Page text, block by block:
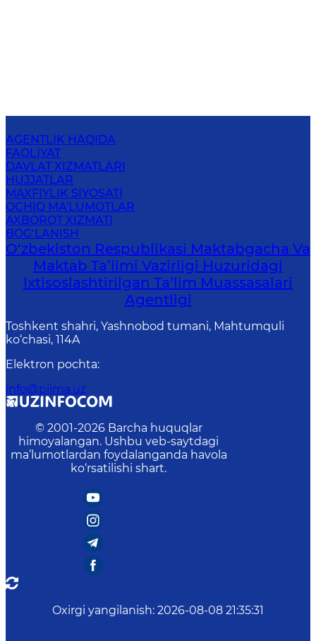
AGENTLIK HAQIDA
FAOLIYAT
DAVLAT XIZMATLARI
HUJJATLAR
MAXFIYLIK SIYOSATI
OCHIQ MA'LUMOTLAR
AXBOROT XIZMATI
BOG‘LANISH
O‘zbekiston Respublikasi Maktabgacha Va
Maktab Ta’limi Vazirligi Huzuridagi
Ixtisoslashtirilgan Ta’lim Muassasalari
Agentligi
Toshkent shahri, Yashnobod tumani, Mahtumquli
ko‘chasi, 114A
Elektron pochta:
info@piima.uz
© 2001-2026 Barcha huquqlar
himoyalangan. Ushbu veb-saytdagi
ma’lumotlardan foydalanganda havola
ko‘rsatilishi shart.
Oxirgi yangilanish: 2026-08-08 21:35:31